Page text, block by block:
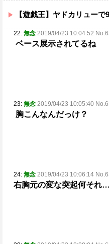
【遊戯王】ヤドカリュー
22: 無念 2019/04/23 10:04:52
ベース展示されてるね
23: 無念 2019/04/23 10:05:40
胸こんなんだっけ？
24: 無念 2019/04/23 10:06:14
右胸元の変な突起何それ…